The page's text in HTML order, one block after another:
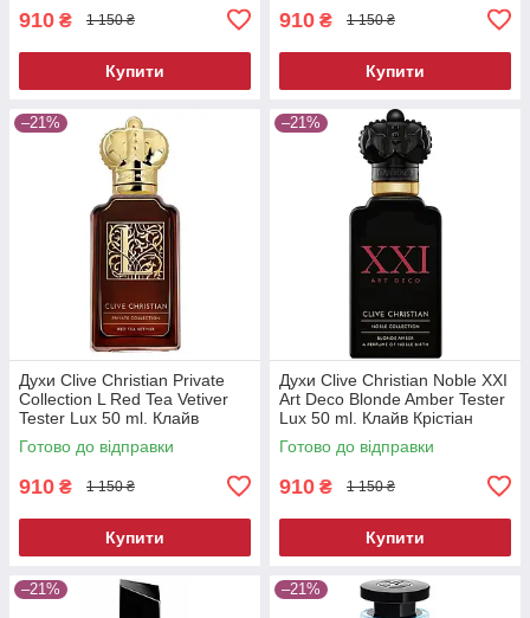
910 ₴ 1 150 ₴
Купити
910 ₴ 1 150 ₴
Купити
–21%
Духи Clive Christian Private
Collection L Red Tea Vetiver
Tester Lux 50 ml. Клайв
Крістіан Ред Ті Ветивер
Тестер Люкс 50 мл.
Готово до відправки
910 ₴ 1 150 ₴
Купити
–21%
Духи Clive Christian Noble XXI
Art Deco Blonde Amber Tester
Lux 50 ml. Клайв Крістіан
Блонд Амбер Тестер Люкс 50
мл.
Готово до відправки
910 ₴ 1 150 ₴
Купити
–21% –21%